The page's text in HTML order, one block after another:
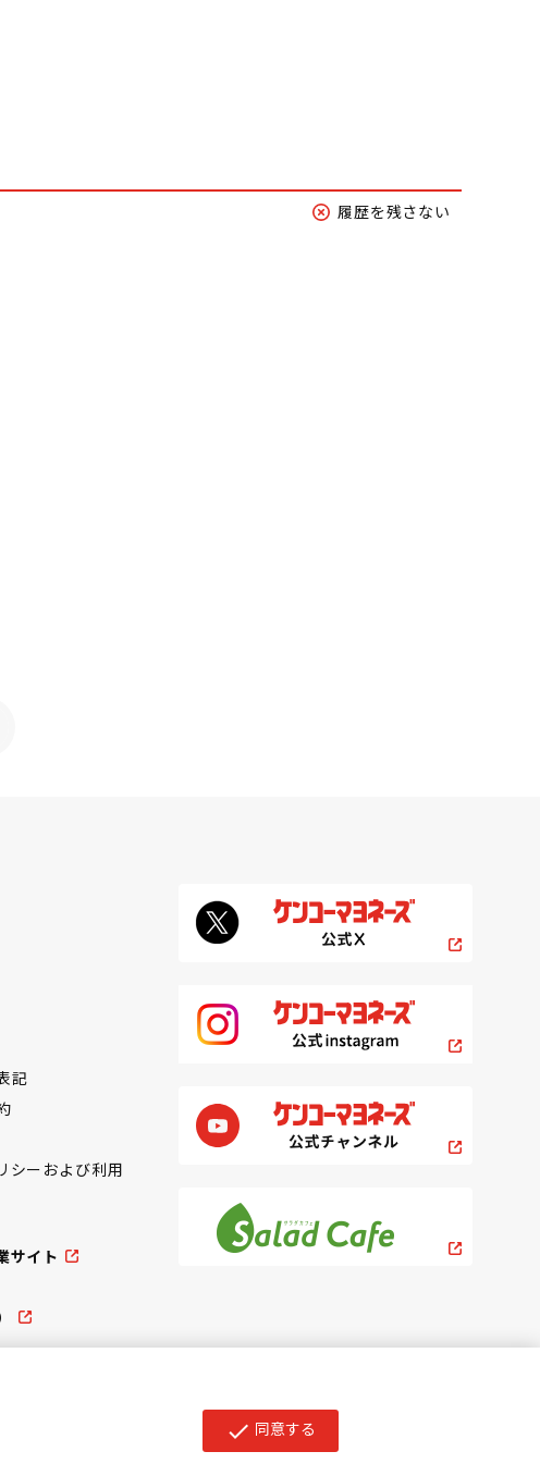
履歴を残さない
記
シーおよび利用
サイト
check 同意する